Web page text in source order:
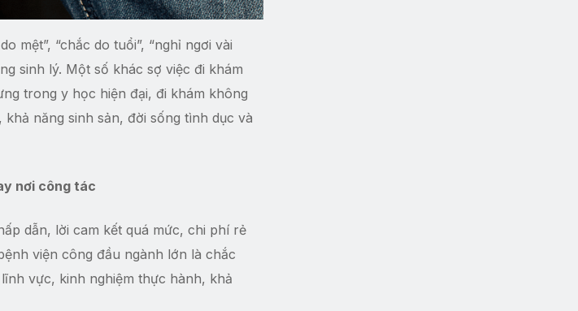
mệt”, “chắc do tuổi”, “nghỉ ngơi vài
sinh lý. Một số khác sợ việc đi khám
trong y học hiện đại, đi khám không
năng sinh sản, đời sống tình dục và
nơi công tác
dẫn, lời cam kết quá mức, chi phí rẻ
viện công đầu ngành lớn là chắc
vực, kinh nghiệm thực hành, khả